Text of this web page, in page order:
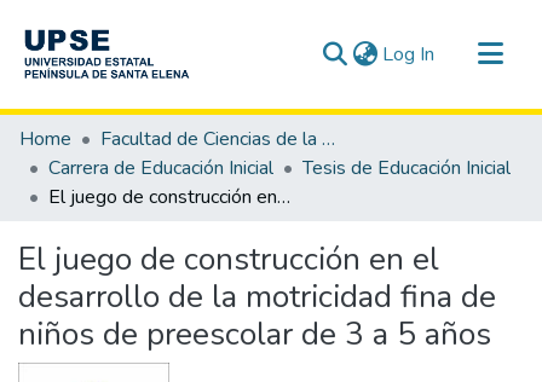
Log In (current)
Communities & Collections
All of DSpace
Statistics
Home
Facultad de Ciencias de la Educación e Idiomas
Carrera de Educación Inicial
Tesis de Educación Inicial
El juego de construcción en el desarrollo de la motricidad fina de niños de preescolar de 3 a 5 años
El juego de construcción en el
desarrollo de la motricidad fina de
niños de preescolar de 3 a 5 años